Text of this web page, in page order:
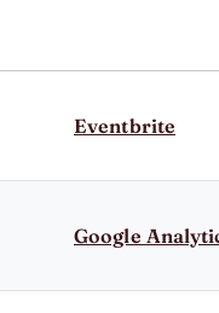
Eventbrite
Google